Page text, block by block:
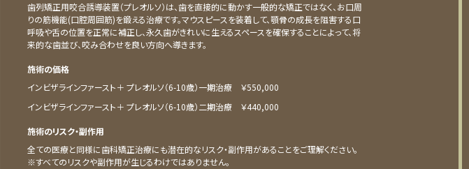
歯列矯正用咬合誘導装置（プレオルソ）は、歯を直接的に動かす一般的な矯正ではなく、お口周
りの筋機能(口腔周囲筋)を鍛える治療です。マウスピースを装着して、顎骨の成長を阻害する口
呼吸や舌の位置を正常に補正し、永久歯がきれいに生えるスペースを確保することによって、将
来的な歯並び、咬み合わせを良い方向へ導きます。
施術の価格
インビザラインファースト＋ プレオルソ（6-10歳）⼀期治療 ￥550,000
インビザラインファースト＋ プレオルソ（6-10歳）⼆期治療 ￥440,000
施術のリスク・副作用
全ての医療と同様に歯科矯正治療にも潜在的なリスク・副作用があることをご理解ください。
※すべてのリスクや副作用が生じるわけではありません。